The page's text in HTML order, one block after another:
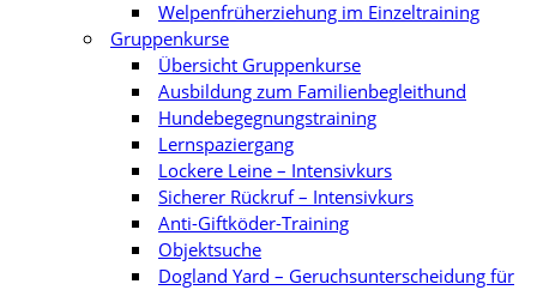
Welpenfrüherziehung im Einzeltraining
Gruppenkurse
Übersicht Gruppenkurse
Ausbildung zum Familienbegleithund
Hundebegegnungstraining
Lernspaziergang
Lockere Leine – Intensivkurs
Sicherer Rückruf – Intensivkurs
Anti-Giftköder-Training
Objektsuche
Dogland Yard – Geruchsunterscheidung für